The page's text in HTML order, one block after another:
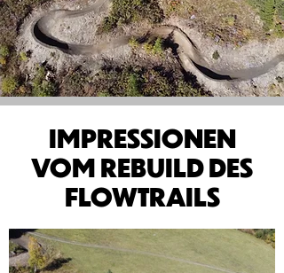
IMPRESSIONEN
VOM REBUILD DES
FLOWTRAILS